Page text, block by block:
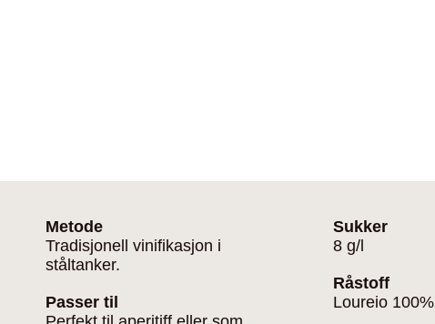
Metode
Tradisjonell vinifikasjon i
ståltanker.
Passer til
Sukker
8 g/l
Råstoff
Loureio 100%